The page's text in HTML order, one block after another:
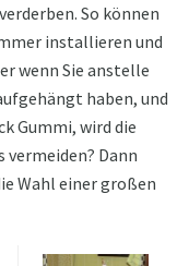
So können
installieren und
wenn Sie anstelle
haben, und
Gummi, wird die
vermeiden? Dann
Wahl einer großen